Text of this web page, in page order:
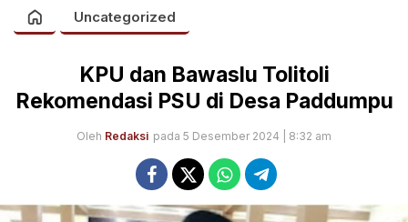
Uncategorized
KPU dan Bawaslu Tolitoli
Rekomendasi PSU di Desa Paddumpu
Oleh Redaksi pada 5 Desember 2024 | 8:32 am